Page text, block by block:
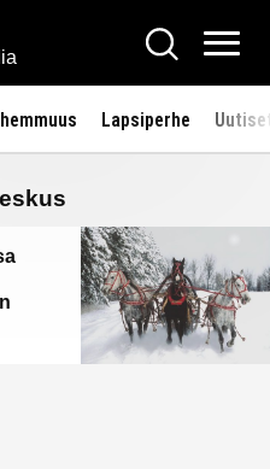
Hae
Lapsiperhe